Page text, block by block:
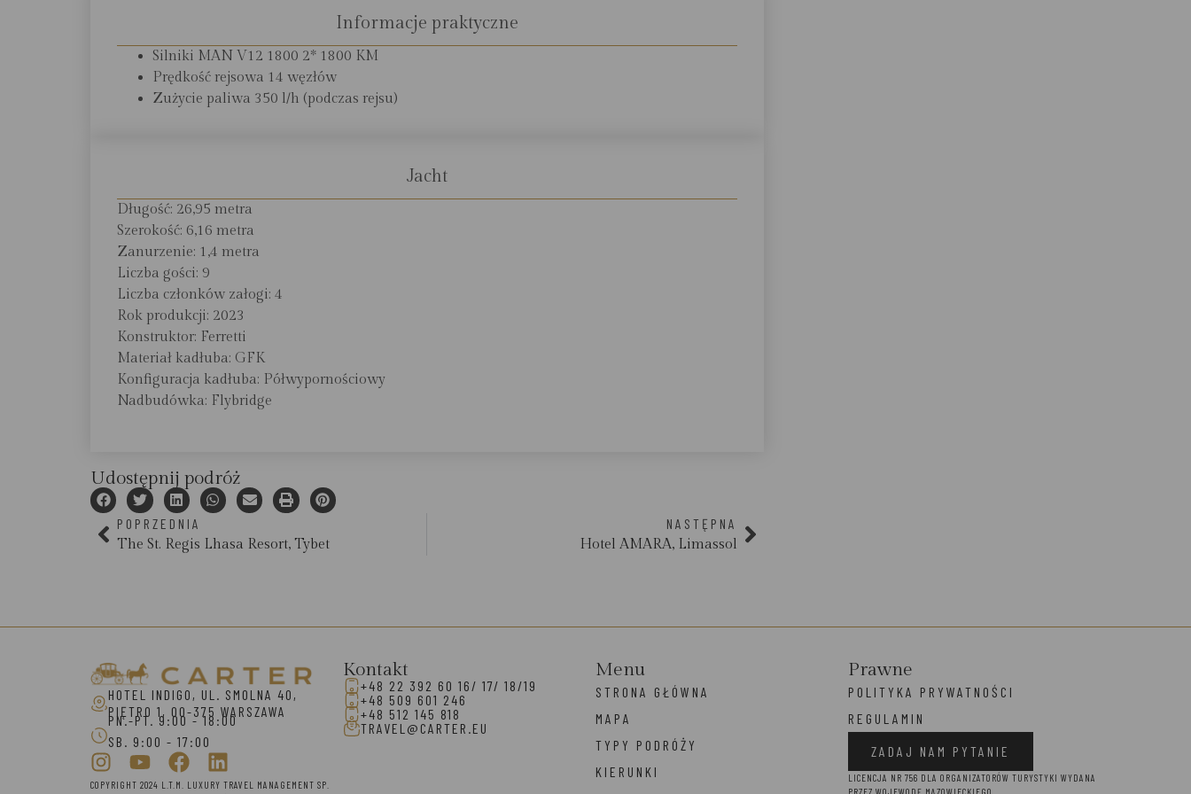
Informacje praktyczne
Silniki MAN V12 1800 2* 1800 KM
Prędkość rejsowa 14 węzłów
Zużycie paliwa 350 l/h (podczas rejsu)
Jacht
Długość: 26,95 metra
Szerokość: 6,16 metra
Zanurzenie: 1,4 metra
Liczba gości: 9
Liczba członków załogi: 4
Rok produkcji: 2023
Konstruktor: Ferretti
Materiał kadłuba: GFK
Konfiguracja kadłuba: Półwypornościowy
Nadbudówka: Flybridge
Udostępnij podróż
POPRZEDNIA
The St. Regis Lhasa Resort, Tybet
NASTĘPNA
Hotel AMARA, Limassol
HOTEL INDIGO, UL. SMOLNA 40,
PIĘTRO 1, 00-375 WARSZAWA
PN.-PT. 9:00 - 18:00
SB. 9:00 - 17:00
COPYRIGHT 2024 L.T.M. LUXURY TRAVEL MANAGEMENT SP.
Kontakt
+48 22 392 60 16/ 17/ 18/19
+48 509 601 246
+48 512 145 818
TRAVEL@CARTER.EU
Menu
STRONA GŁÓWNA
MAPA
TYPY PODRÓŻY
KIERUNKI
Prawne
POLITYKA PRYWATNOŚCI
REGULAMIN
ZADAJ NAM PYTANIE
LICENCJA NR 756 DLA ORGANIZATORÓW TURYSTYKI WYDANA